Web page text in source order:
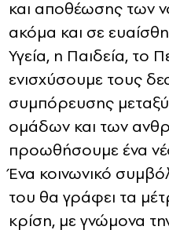
και αποθέωσης των
ακόμα και σε
Υγεία, η Παιδεία, το
ενισχύσουμε τους
συμπόρευσης
ομάδων και των
προωθήσουμε ένα
Ένα κοινωνικό
του θα γράφει τα
κρίση, με γνώμονα